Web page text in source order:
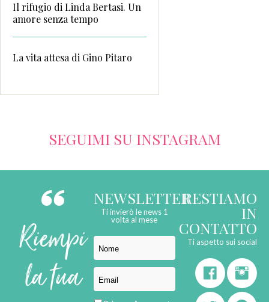
Il rifugio di Linda Bertasi. Un
amore senza tempo
La vita attesa di Gino Pitaro
SEGUIMI SU INSTAGRAM
Riempi
la tua
NEWSLETTER
Ti invierò le news 1
volta al mese
RESTIAMO
IN
CONTATTO
Ti aspetto sui social